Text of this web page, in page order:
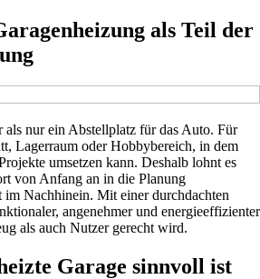
als Teil der
als nur ein Abstellplatz für das Auto. Für
Lagerraum oder Hobbybereich, in dem
umsetzen kann. Deshalb lohnt es
von Anfang an in die Planung
im Nachhinein. Mit einer durchdachten
angenehmer und energieeffizienter
als auch Nutzer gerecht wird.
Garage sinnvoll ist